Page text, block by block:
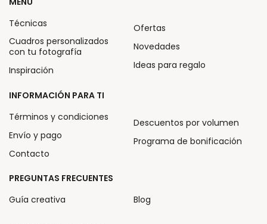
Técnicas
Cuadros personalizados
con tu fotografía
Inspiración
Ofertas
Novedades
Ideas para regalo
INFORMACIÓN PARA TI
Términos y condiciones
Envío y pago
Contacto
Descuentos por volumen
Programa de bonificación
PREGUNTAS FRECUENTES
Guía creativa
Blog